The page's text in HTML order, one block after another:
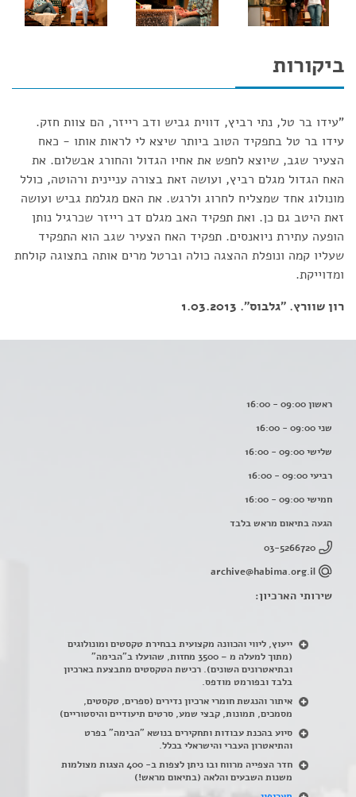
ביקורות
"עידו בר טל, נתי רביץ, דווית גביש ודב רייזר, הם צוות חזק.
עידו בר טל בתפקיד הטוב ביותר שיצא לי לראות אותו - כאח
הצעיר שגב, שיוצא לחפש את אחיו הגדול והחורג אבשלום. את
האח הגדול מגלם רביץ, ועושה זאת בצורה עניינית ורהוטה, כולל
מונולוג אחד שמצליח לחרוג ולרגש. את האם מגלמת גביש ועושה
זאת היטב גם כן. ואת תפקיד האב מגלם דב רייזר שכרגיל נותן
הופעה עתירת ניואנסים. תפקיד האח הצעיר שגב הוא התפקיד
שעליו קמה ונופלת ההצגה כולה וברטל מרים אותה בתצוגה קולחת
ומדוייקת.
רון שוורץ. "גלבוס". 1.03.2013
ראשון 09:00 - 16:00
שני 09:00 - 16:00
שלישי 09:00 - 16:00
רביעי 09:00 - 16:00
חמישי 09:00 - 16:00
הגעה בתיאום מראש בלבד
03-5266720
archive@habima.org.il
שירותי הארכיון:
ייעוץ, ליווי והכוונה מקצועית בבחירת טקסטים ומונולוגים
(מתוך למעלה מ – 3500 מחזות, שהועלו ב"הבימה"
ובתיאטרונים השונים). רכישת הטקסטים מתבצעת בארכיון
בלבד ובפורמט מודפס.
איתור והנגשת חומרי ארכיון נדירים (ספרים, טקסטים,
מסמכים, תמונות, קבצי שמע, סרטים תיעודיים והיסטוריים)
סיוע בהכנת עבודות ותחקירים בנושא "הבימה" בפרט
והתיאטרון העברי והישראלי בכלל.
חדר הצפייה מרווח ובו ניתן לצפות ב- 400 הצגות מצולמות
משנות השבעים והלאה (בתיאום מראש!)